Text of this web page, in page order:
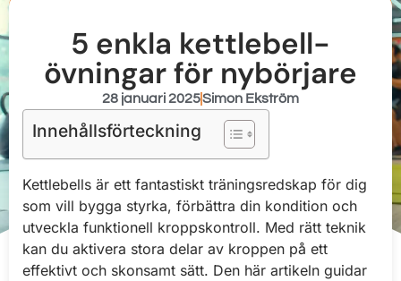
5 enkla kettlebell-
övningar för nybörjare
28 januari 2025Simon Ekström
Innehållsförteckning
Kettlebells är ett fantastiskt träningsredskap för dig
som vill bygga styrka, förbättra din kondition och
utveckla funktionell kroppskontroll. Med rätt teknik
kan du aktivera stora delar av kroppen på ett
effektivt och skonsamt sätt. Den här artikeln guidar